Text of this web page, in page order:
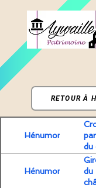
Hénumont
du
Hénumont
du
RETOUR À